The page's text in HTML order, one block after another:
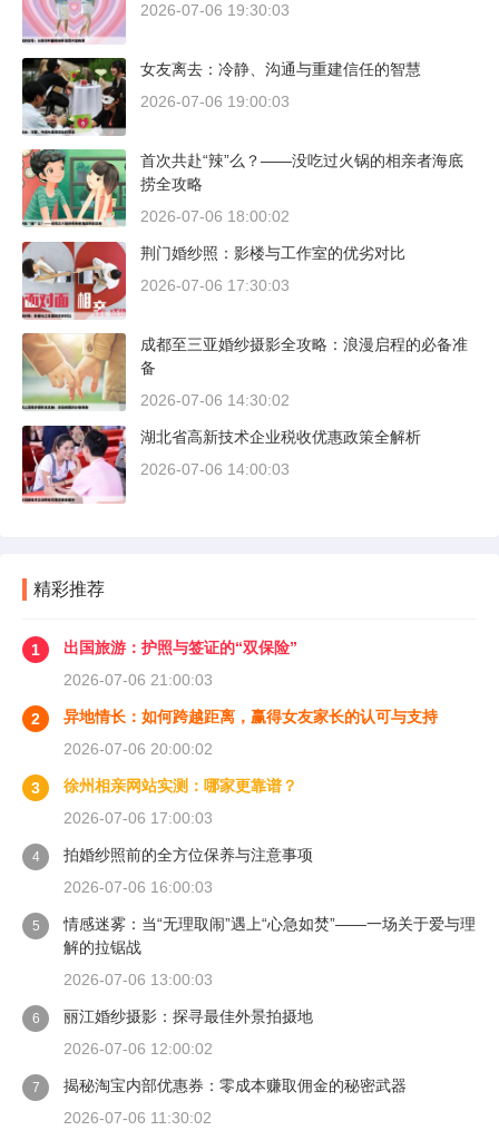
2026-07-06 19:30:03
女友离去：冷静、沟通与重建信任的智慧
2026-07-06 19:00:03
首次共赴“辣”么？——没吃过火锅的相亲者海底
捞全攻略
2026-07-06 18:00:02
荆门婚纱照：影楼与工作室的优劣对比
2026-07-06 17:30:03
成都至三亚婚纱摄影全攻略：浪漫启程的必备准
备
2026-07-06 14:30:02
湖北省高新技术企业税收优惠政策全解析
2026-07-06 14:00:03
精彩推荐
1
出国旅游：护照与签证的“双保险”
2026-07-06 21:00:03
2
异地情长：如何跨越距离，赢得女友家长的认可与支持
2026-07-06 20:00:02
3
徐州相亲网站实测：哪家更靠谱？
2026-07-06 17:00:03
4
拍婚纱照前的全方位保养与注意事项
2026-07-06 16:00:03
5
情感迷雾：当“无理取闹”遇上“心急如焚”——一场关于爱与理
解的拉锯战
2026-07-06 13:00:03
6
丽江婚纱摄影：探寻最佳外景拍摄地
2026-07-06 12:00:02
7
揭秘淘宝内部优惠券：零成本赚取佣金的秘密武器
2026-07-06 11:30:02